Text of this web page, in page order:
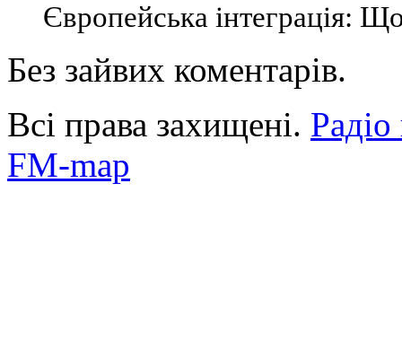
Європейська інтеграція:
Без зайвих коментарів.
Всі права захищені.
FM-map